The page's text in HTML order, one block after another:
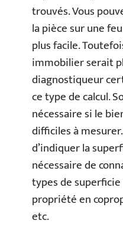
trouvés. Vous
la pièce sur une
plus facile.
immobilier serait
diagnostiqueur
ce type de calcul.
nécessaire si le
difficiles à
d’indiquer la
nécessaire de
types de
propriété en
etc.